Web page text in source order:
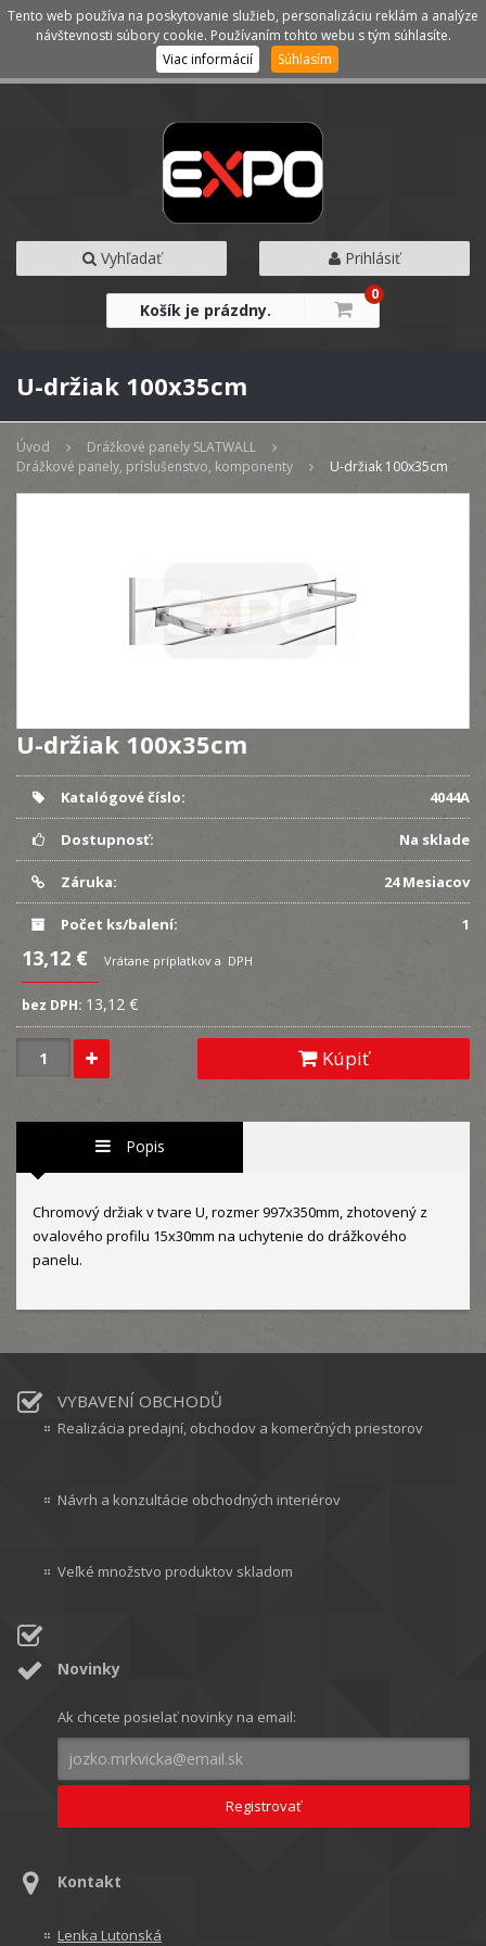
Kategórie Menu
Vyhľadať Prihlásiť
Košík je prázdny.
0
U-držiak 100x35cm
Úvod
Drážkové panely SLATWALL
Drážkové panely, príslušenstvo, komponenty
U-držiak 100x35cm
U-držiak 100x35cm
Katalógové číslo: 4044A
Dostupnosť: Na sklade
Záruka: 24 Mesiacov
Počet ks/balení: 1
13,12 € Vrátane príplatkov a DPH
bez DPH: 13,12 €
Kúpiť
Popis
Chromový držiak v tvare U, rozmer 997x350mm, zhotovený z
ovalového profilu 15x30mm na uchytenie do drážkového
panelu.
VYBAVENÍ OBCHODŮ
Realizácia predajní, obchodov a komerčných priestorov
Návrh a konzultácie obchodných interiérov
Veľké množstvo produktov skladom
Novinky
Ak chcete posielať novinky na email:
Kontakt
Lenka Lutonská
Tento web používa na poskytovanie služieb, personalizáciu reklám a analýze
návštevnosti súbory cookie. Používaním tohto webu s tým súhlasíte.
Viac informácií
Súhlasím